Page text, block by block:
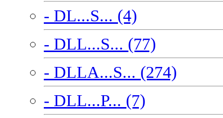
- DL...S... (4)
- DLL...S... (77)
- DLLA...S... (274)
- DLL...P... (7)